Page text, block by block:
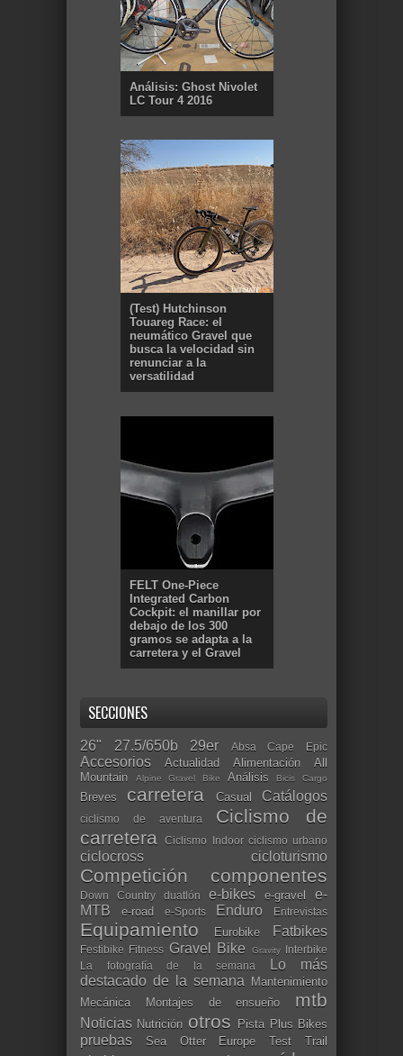
Análisis: Ghost Nivolet
LC Tour 4 2016
(Test) Hutchinson
Touareg Race: el
neumático Gravel que
busca la velocidad sin
renunciar a la
versatilidad
FELT One-Piece
Integrated Carbon
Cockpit: el manillar por
debajo de los 300
gramos se adapta a la
carretera y el Gravel
SECCIONES
26" 27.5/650b 29er Absa Cape Epic
Accesorios Actualidad Alimentación
All
Mountain
Alpine Gravel Bike Análisis Bicis Cargo
Breves carretera Casual Catálogos
ciclismo de aventura
Ciclismo de
carretera
Ciclismo Indoor ciclismo urbano
ciclocross cicloturismo
Competición componentes
Down Country duatlón e-bikes e-gravel
e-
MTB
e-road e-Sports Enduro Entrevistas
Equipamiento Eurobike Fatbikes
Festibike Fitness Gravel Bike Gravity Interbike
La fotografía de la semana
Lo más
destacado de la semana
Mantenimiento
Mecánica
Montajes de ensueño mtb
Noticias Nutrición otros Pista Plus Bikes
pruebas Sea Otter Europe Test Trail